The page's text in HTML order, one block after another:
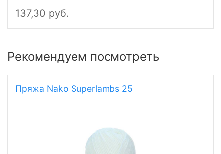
137,30 руб.
Рекомендуем посмотреть
Пряжа Nako Superlambs 25